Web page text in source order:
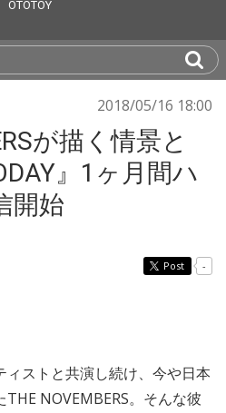
2018/05/16 18:00
が描く情景と
』1ヶ月間ハ
開始
Post -
ストと共演し続け、今や日本
NOVEMBERS。そんな彼